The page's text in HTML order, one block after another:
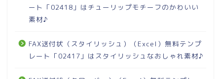
ート「02418」はチューリップモチーフのかわいい
素材♪
FAX送付状（スタイリッシュ）（Excel）無料テンプ
レート「02417」はスタイリッシュなおしゃれ素材♪